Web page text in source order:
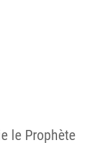
le Prophète